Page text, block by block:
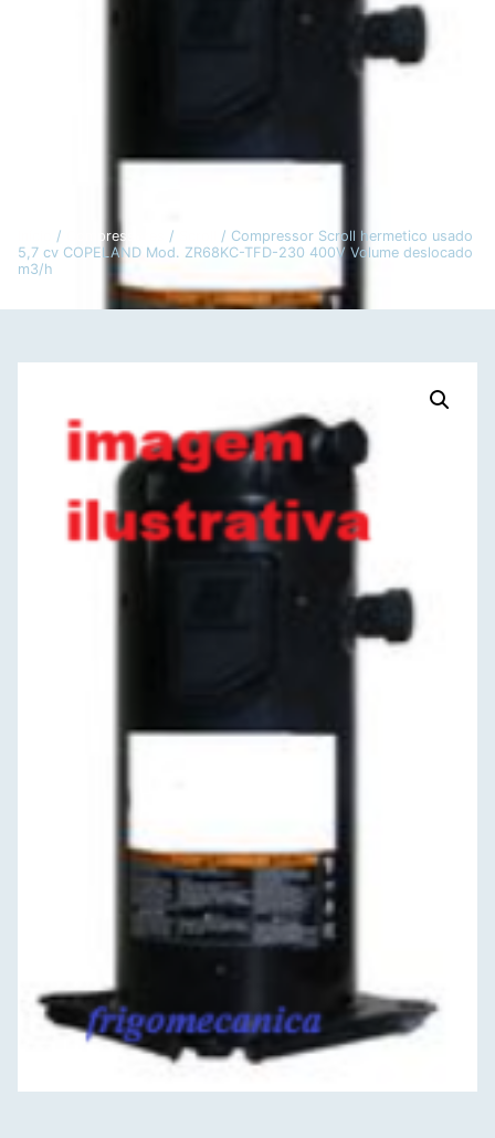
/ Compressores /
/ Compressor Scroll hermetico usado
5,7 cv COPELAND Mod. ZR68KC-TFD-230 400V Volume deslocado
m3/h